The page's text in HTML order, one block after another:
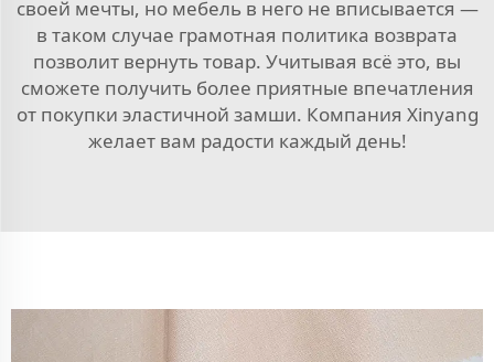
своей мечты, но мебель в него не вписывается —
в таком случае грамотная политика возврата
позволит вернуть товар. Учитывая всё это, вы
сможете получить более приятные впечатления
от покупки эластичной замши. Компания Xinyang
желает вам радости каждый день!